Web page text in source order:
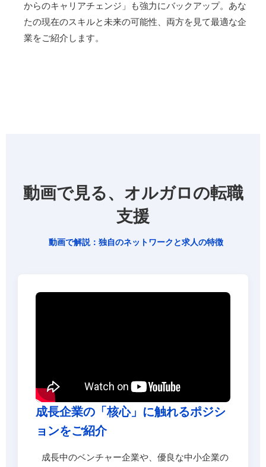
からのキャリアチェンジ」も強力にバックアップ。あな
たの現在のスキルと未来の可能性、両方を見て最適な企
業をご紹介します。
動画で見る、オルガロの転職
支援
動画で解説：独自のネットワークと求人の特徴
成長企業の「核心」に触れるポジシ
ョンをご紹介
成長中のベンチャー企業や、優良な中小企業の